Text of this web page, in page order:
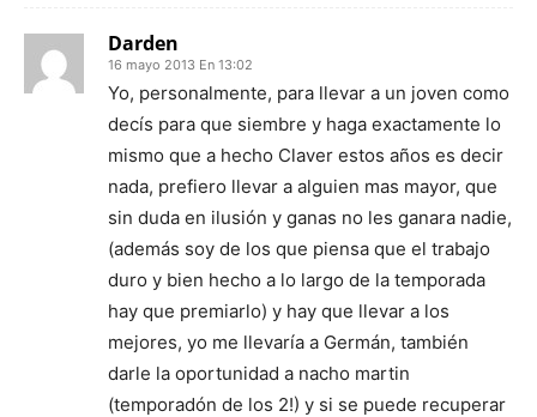
Darden
16 mayo 2013 En 13:02
Yo, personalmente, para llevar a un joven como
decís para que siembre y haga exactamente lo
mismo que a hecho Claver estos años es decir
nada, prefiero llevar a alguien mas mayor, que
sin duda en ilusión y ganas no les ganara nadie,
(además soy de los que piensa que el trabajo
duro y bien hecho a lo largo de la temporada
hay que premiarlo) y hay que llevar a los
mejores, yo me llevaría a Germán, también
darle la oportunidad a nacho martin
(temporadón de los 2!) y si se puede recuperar